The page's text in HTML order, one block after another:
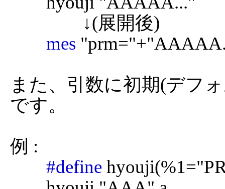
mes
また、引数に初期(デフ
です。
例 :
#define